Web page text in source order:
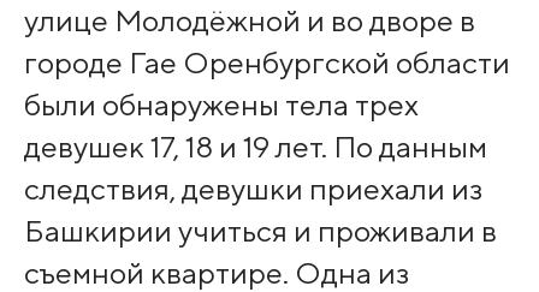
улице Молодёжной и во дворе в
городе Гае Оренбургской области
были обнаружены тела трех
девушек 17, 18 и 19 лет. По данным
следствия, девушки приехали из
Башкирии учиться и проживали в
съемной квартире. Одна из